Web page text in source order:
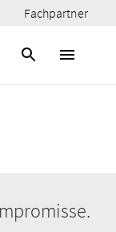
Fachpartner